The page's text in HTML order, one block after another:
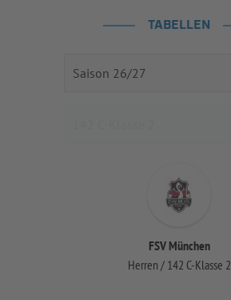
TABELLEN
FSV München
Herren / 142 C-Klasse 2